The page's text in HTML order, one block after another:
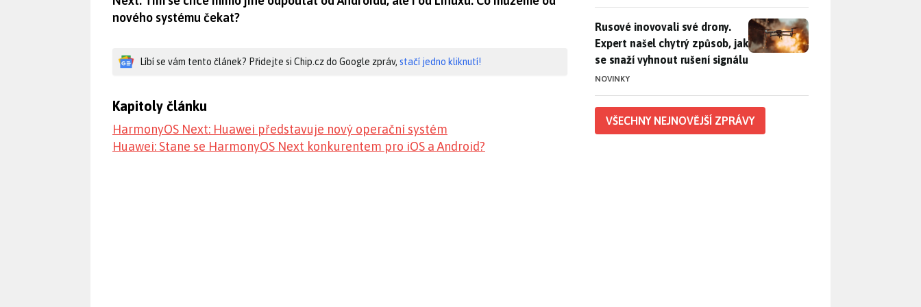
nového systému čekat?
Líbí se vám tento článek? Přidejte si Chip.cz do Google zpráv, stačí jedno kliknutí!
Kapitoly článku
HarmonyOS Next: Huawei představuje nový operační systém
Huawei: Stane se HarmonyOS Next konkurentem pro iOS a Android?
Rusové inovovali své drony. Expert našel chytrý způsob, jak se
Rusové inovovali své drony.
Expert našel chytrý způsob, jak
se snaží vyhnout rušení signálu
NOVINKY
VŠECHNY NEJNOVĚJŠÍ ZPRÁVY